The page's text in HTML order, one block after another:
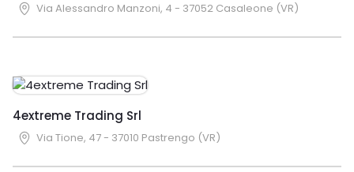
Via Alessandro Manzoni, 4 - 37052 Casaleone (VR)
4extreme Trading Srl
Via Tione, 47 - 37010 Pastrengo (VR)